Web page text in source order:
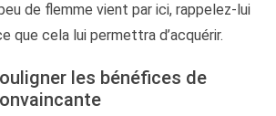
de flemme vient par ici, rappelez-lui
que cela lui permettra d’acquérir.
les bénéfices de